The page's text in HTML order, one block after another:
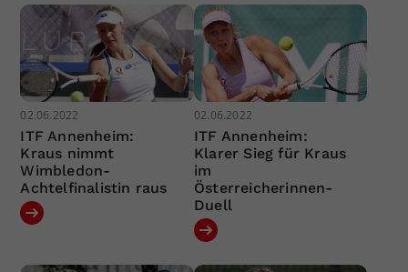
02.06.2022
ITF Annenheim:
Kraus nimmt
Wimbledon-
Achtelfinalistin raus
02.06.2022
ITF Annenheim:
Klarer Sieg für Kraus
im
Österreicherinnen-
Duell